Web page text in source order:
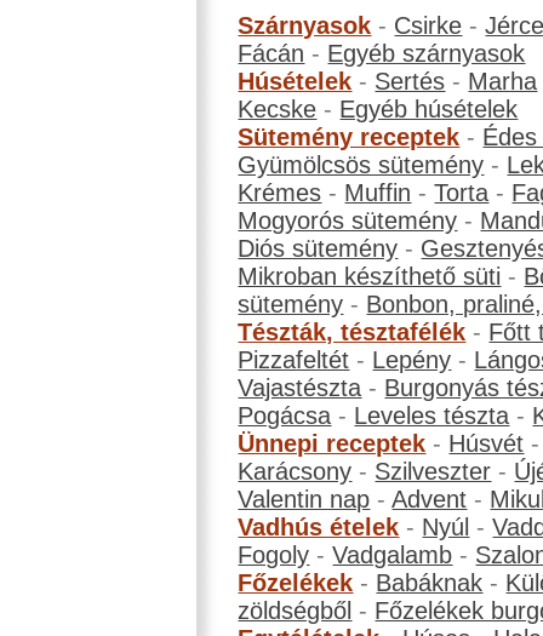
Szárnyasok - Csirke -
Fácán - Egyéb szárnyasok
Húsételek - Sertés - Marha
Kecske - Egyéb húsételek
Sütemény receptek -
Gyümölcsös sütemény -
Krémes - Muffin -Torta -
Mogyorós sütemény -
Diós sütemény -
Mikroban készíthető süti -
sütemény - Bonbon,
Tészták, tésztafélék - Főtt
Pizzafeltét - Lepény -
Vajastészta - Burgonyás
Pogácsa - Leveles tészta -
Ünnepi receptek - Húsvét
Karácsony - Szilveszter -
Valentin nap -Advent -
Vadhús ételek - Nyúl -
Fogoly -Vadgalamb -
Főzelékek - Babáknak -
zöldségből - Főzelékek